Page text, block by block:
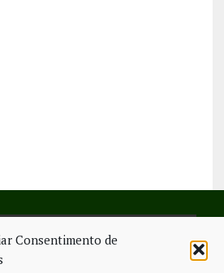
Consentimento de